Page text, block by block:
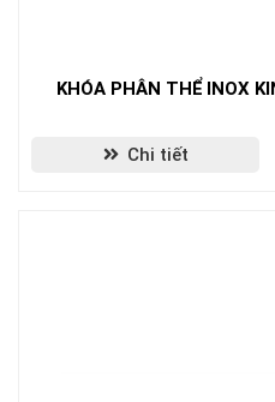
KHÓA PHÂN THỂ INOX
Chi tiết